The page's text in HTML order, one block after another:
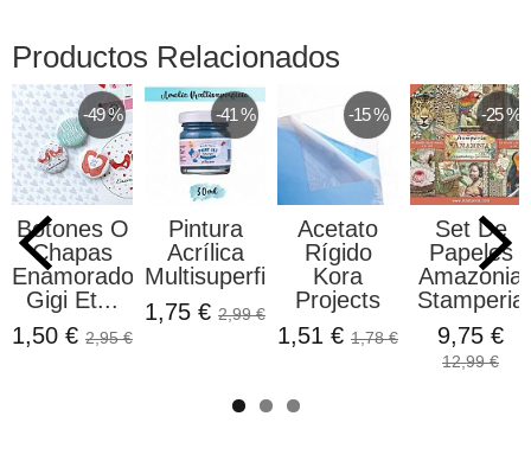
Productos Relacionados
-49 %
Botones O
Chapas
Enamorados
Gigi Et...
1,50 € 2,95 €
-41 %
Pintura
Acrílica
Multisuperficie...
1,75 € 2,99 €
-15 %
Acetato
Rígido
Kora
Projects
1,51 € 1,78 €
-25 %
Set De
Papeles
Amazonia
Stamperia
9,75 €
12,99 €